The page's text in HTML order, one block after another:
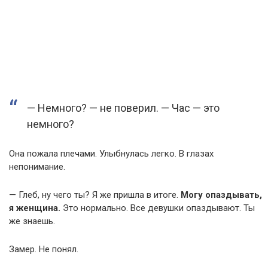
— Немного? — не поверил. — Час — это
немного?
Она пожала плечами. Улыбнулась легко. В глазах
непонимание.
— Глеб, ну чего ты? Я же пришла в итоге. Могу опаздывать,
я женщина. Это нормально. Все девушки опаздывают. Ты
же знаешь.
Замер. Не понял.